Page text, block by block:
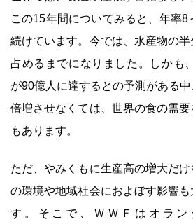
この15年間についてみると、年率8
続けています。今では、水産物の
占めるまでになりました。しかも
が90億人に達するとの予測がある
倍増させなくては、世界の食の需
もあります。
ただ、やみくもに生産高の増大だ
の環境や地域社会におよぼす影響
す。そこで、ＷＷＦはオラン